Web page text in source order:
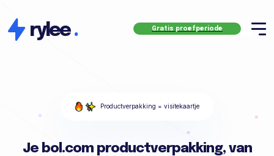
rylee. Gratis proefperiode
Productverpakking = visitekaartje
Je bol.com productverpakking, van